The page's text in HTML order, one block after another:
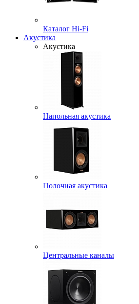
Каталог Hi-Fi
Акустика
Акустика
Напольная акустика
Полочная акустика
Центральные каналы